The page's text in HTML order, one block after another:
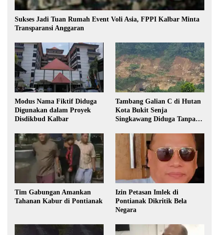
Sukses Jadi Tuan Rumah Event Voli Asia, FPPI Kalbar Minta
Transparansi Anggaran
Modus Nama Fiktif Diduga
Digunakan dalam Proyek
Disdikbud Kalbar
Tambang Galian C di Hutan
Kota Bukit Senja
Singkawang Diduga Tanpa
Tim Gabungan Amankan
Tahanan Kabur di Pontianak
Izin Petasan Imlek di
Pontianak Dikritik Bela
Negara